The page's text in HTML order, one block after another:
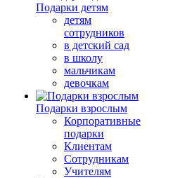
Подарки детям
детям
сотрудников
в детский сад
в школу
мальчикам
девочкам
Подарки взрослым
Корпоративные
подарки
Клиентам
Сотрудникам
Учителям